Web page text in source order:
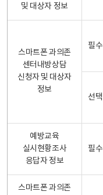
및 대상자 정보
스마트폰 과의존
센터내방상담
신청자 및 대상자
정보
필수
선택
예방교육
실시현황조사
응답자 정보
필수
스마트폰 과의존